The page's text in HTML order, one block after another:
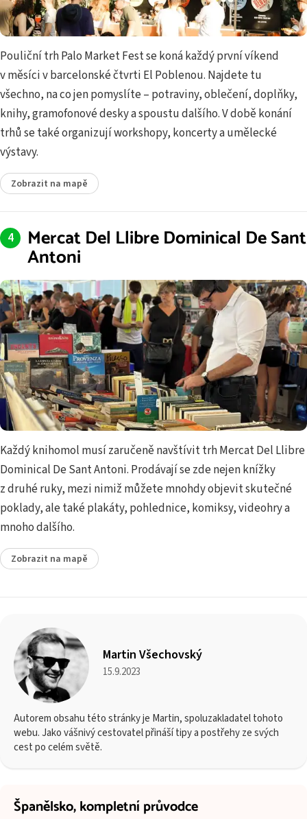
Pouliční trh Palo Market Fest se koná každý první víkend
v měsíci v barcelonské čtvrti El Poblenou. Najdete tu
všechno, na co jen pomyslíte – potraviny, oblečení, doplňky,
knihy, gramofonové desky a spoustu dalšího. V době konání
trhů se také organizují workshopy, koncerty a umělecké
výstavy.
Zobrazit na mapě
Mercat Del Llibre Dominical De Sant
Antoni
Každý knihomol musí zaručeně navštívit trh Mercat Del Llibre
Dominical De Sant Antoni. Prodávají se zde nejen knížky
z druhé ruky, mezi nimiž můžete mnohdy objevit skutečné
poklady, ale také plakáty, pohlednice, komiksy, videohry a
mnoho dalšího.
Zobrazit na mapě
Martin Všechovský
15.9.2023
Autorem obsahu této stránky je Martin, spoluzakladatel tohoto
webu. Jako vášnivý cestovatel přináší tipy a postřehy ze svých
cest po celém světě.
Španělsko,kompletní průvodce